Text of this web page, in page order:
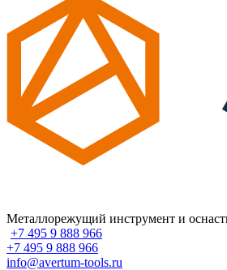
Металлорежущий инструмент и
+7 495 9 888 966
+7 495 9 888 966
info@avertum-tools.ru